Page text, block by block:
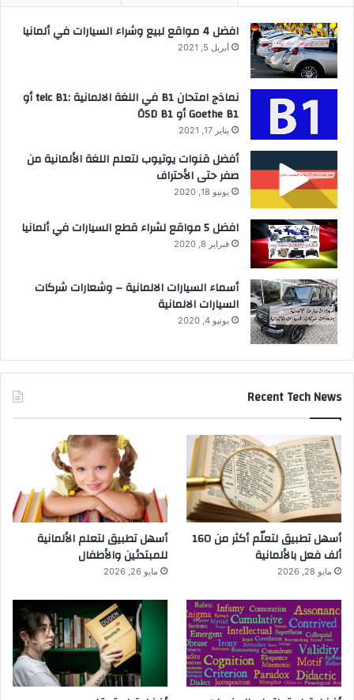
افضل 4 مواقع لبيع وشراء السيارات في ألمانيا
أبريل 5, 2021
نماذج امتحان B1 في اللغة الالمانية :telc B1 أو
Goethe B1 أو ÖSD B1
يناير 17, 2021
أفضل قنوات يوتيوب لتعلم اللغة الألمانية من
صفر حتى الأحتراف
يونيو 18, 2020
افضل 5 مواقع لشراء قطع السيارات في ألمانيا
فبراير 8, 2020
أسماء السيارات الالمانية – وشعارات شركات
السيارات الالمانية
يونيو 4, 2020
Recent Tech News
أسهل تطبيق لتعلّم أكثر من 160
ألف فعل بالألمانية
مايو 28, 2026
أسهل تطبيق لتعلم الألمانية
للمبتدئين والأطفال
مايو 26, 2026